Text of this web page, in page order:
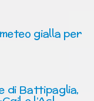
gialla per
di Battipaglia,